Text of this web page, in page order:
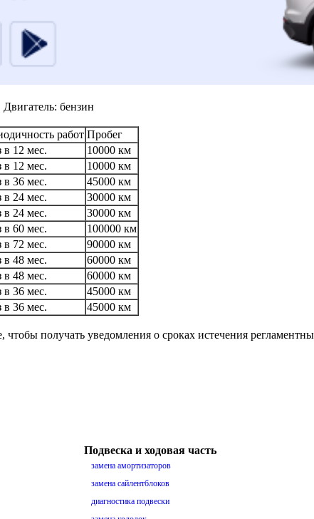
бензин
работ Пробег
в 12 мес.
10000 км
в 12 мес.
10000 км
в 36 мес.
45000 км
в 24 мес.
30000 км
в 24 мес.
30000 км
в 60 мес.
100000 км
в 72 мес.
90000 км
в 48 мес.
60000 км
в 48 мес.
60000 км
в 36 мес.
45000 км
в 36 мес. 45000 км
чтобы получать уведомления о сроках истечения
Подвеска и ходовая часть
замена амортизаторов
замена сайлентблоков
диагностика подвески